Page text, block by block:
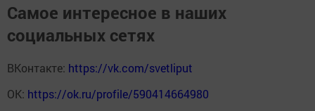
Самое интересное в наших
социальных сетях
ВКонтакте: https://vk.com/svetliput
ОК: https://ok.ru/profile/590414664980